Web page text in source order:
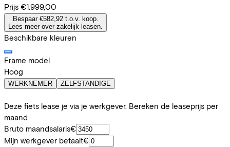
Prijs €1.999,00
Bespaar €582,92 t.o.v. koop.
Lees meer over zakelijk leasen.
Beschikbare kleuren
Frame model
Hoog
WERKNEMER ZELFSTANDIGE
Deze fiets lease je via je werkgever. Bereken de leaseprijs per
maand
Bruto maandsalaris€
Mijn werkgever betaalt€